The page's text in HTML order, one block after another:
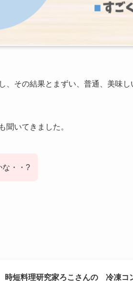
、その結果とまずい、普通、美味
聞いてきました。
な・・?
短料理研究家ろこさんの 冷凍コ